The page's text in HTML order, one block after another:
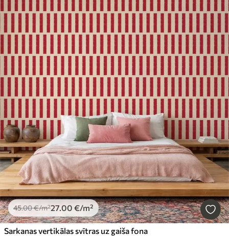
45.00€/m²27.00 €/m²
Sarkanas vertikālas svītras uz gaiša fona